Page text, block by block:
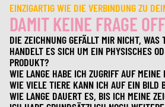
EINZIGARTIG WIE DIE VERBINDUNG ZU
DAMIT KEINE FRAGE
DIE ZEICHNUNG GEFÄLLT MIR NICHT, WAS
HANDELT ES SICH UM EIN PHYSISCHES
PRODUKT?
WIE LANGE HABE ICH ZUGRIFF AUF MEINE
WIE VIELE TIERE KANN ICH AUF EIN BILD
WIE LANGE DAUERT ES, BIS ICH MEINE